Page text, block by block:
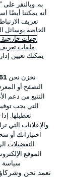
الإعلانات
شروط
جهة النشر
اللاعبون
به. وبالنقر
أنه يمكننا أيضًا
تعريف
الخاصة بوسائل
جهات خارجية
ملفات تعريف
يمكنك تعيين
نخزن نحن
التصفح أو
التتبع من دعم
التي يجب
تعطيلها.
والإعلانات التي
اختياراتك
التفضيلات
الموقع
سياسة
نعمد نحن